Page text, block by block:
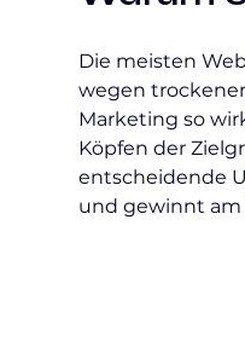
Die meisten
wegen
Marketing so
Köpfen der
entscheidende
und gewinnt am